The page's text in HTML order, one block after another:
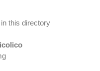
this directory